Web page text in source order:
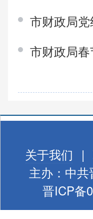
市财政局
市财政局
关于我们 |
主办：中
晋ICP备